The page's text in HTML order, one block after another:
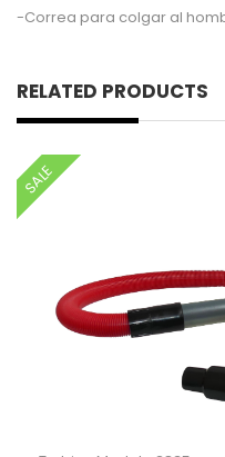
-Correa para colgar al
RELATED PRODUCTS
SALE